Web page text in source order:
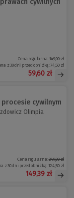
cywilnych
Cena regularna:149,00 zł
z 30 dni przed obniżką:74,50 zł
59,60 zł
cywilnym
Olimpia
Cena regularna:249,00 zł
z 30 dni przed obniżką: 124,50 zł
149,39 zł